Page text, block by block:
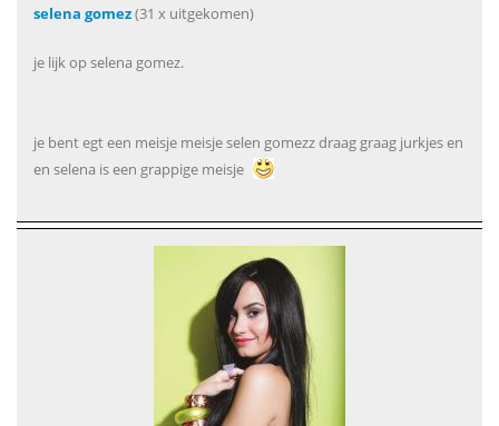
selena gomez(31 x uitgekomen)
je lijk op selena gomez.
je bent egt een meisje meisje selen gomezz draag graag jurkjes en
en selena is een grappige meisje